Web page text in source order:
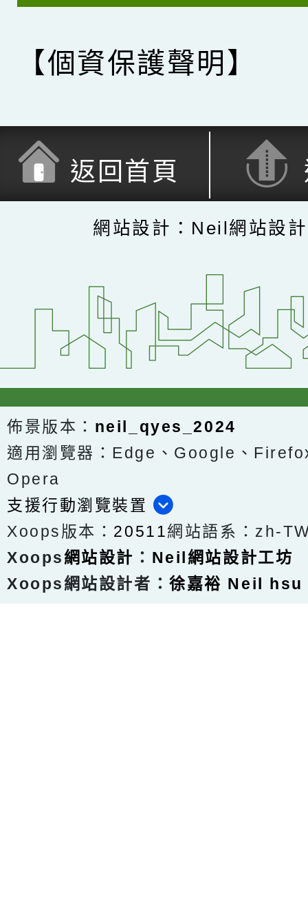
【個資保護聲明】
返回首頁
網站設計：Neil網站設
佈景版本： neil_qyes_2024
適用瀏覽器：Edge、Google、
Opera
支援行動瀏覽裝置
Xoops版本： 20511網站語系：zh-
Xoops網站設計 ： Neil網站設計工坊
Xoops網站設計者：徐嘉裕 Neil hsu